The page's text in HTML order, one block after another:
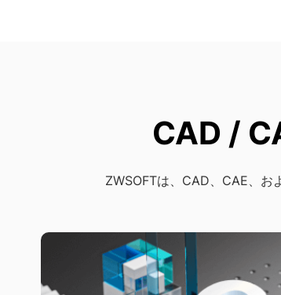
CAD /
ZWSOFTは、CAD、CAE、お